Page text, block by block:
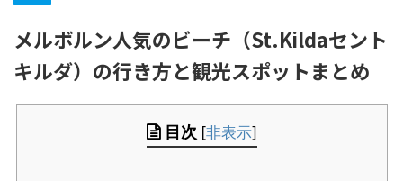
メルボルン人気のビーチ（St.Kildaセント
キルダ）の行き方と観光スポットまとめ
目次 [非表示]